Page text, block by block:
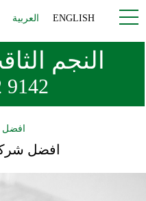
العربية ENGLISH
النجم
9142
افضل